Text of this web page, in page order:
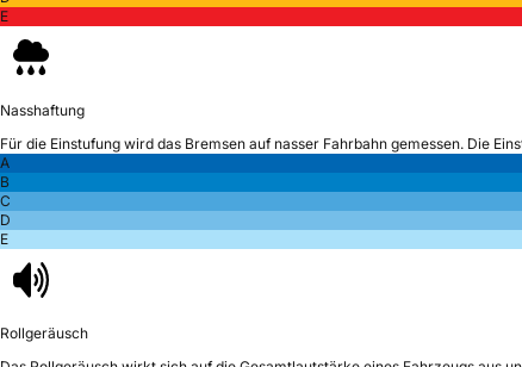
E
Nasshaftung
Für die Einstufung wird das Bremsen auf nasser Fahrbahn gemessen. Die
A
B
C
D
E
Rollgeräusch